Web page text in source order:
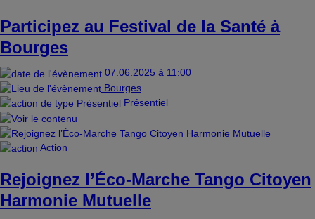
Participez au Festival de la Santé à
Bourges
07.06.2025 à 11:00
Bourges
Présentiel
Action
Rejoignez l’Éco-Marche Tango Citoyen
Harmonie Mutuelle